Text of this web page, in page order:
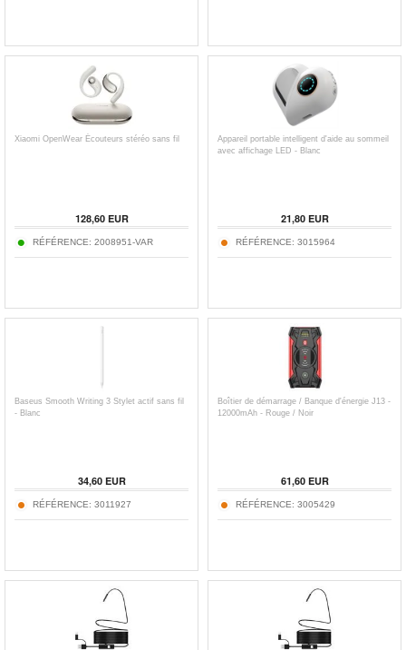
Xiaomi OpenWear Écouteurs stéréo sans fil
128,60EUR
RÉFÉRENCE: 2008951-VAR
Appareil portable intelligent d'aide au sommeil
avec affichage LED - Blanc
21,80EUR
RÉFÉRENCE: 3015964
Baseus Smooth Writing 3 Stylet actif sans fil
- Blanc
34,60EUR
RÉFÉRENCE: 3011927
Boîtier de démarrage / Banque d'énergie J13 -
12000mAh - Rouge / Noir
61,60EUR
RÉFÉRENCE: 3005429